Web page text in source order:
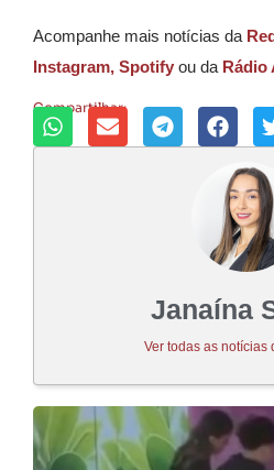
Acompanhe mais notícias da
Instagram, Spotify ou da Rádio
Compartilhar:
Janaína
Ver todas as notícias